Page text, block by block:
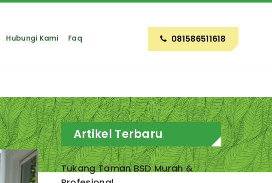
081586511618
Hubungi Kami Faq
Artikel Terbaru
Tukang Taman BSD Murah &